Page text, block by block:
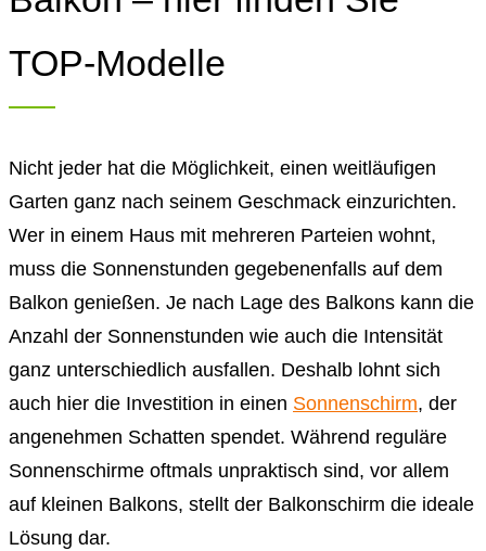
TOP-Modelle
Nicht jeder hat die Möglichkeit, einen weitläufigen
Garten ganz nach seinem Geschmack einzurichten.
Wer in einem Haus mit mehreren Parteien wohnt,
muss die Sonnenstunden gegebenenfalls auf dem
Balkon genießen. Je nach Lage des Balkons kann die
Anzahl der Sonnenstunden wie auch die Intensität
ganz unterschiedlich ausfallen. Deshalb lohnt sich
auch hier die Investition in einen Sonnenschirm, der
angenehmen Schatten spendet. Während reguläre
Sonnenschirme oftmals unpraktisch sind, vor allem
auf kleinen Balkons, stellt der Balkonschirm die ideale
Lösung dar.